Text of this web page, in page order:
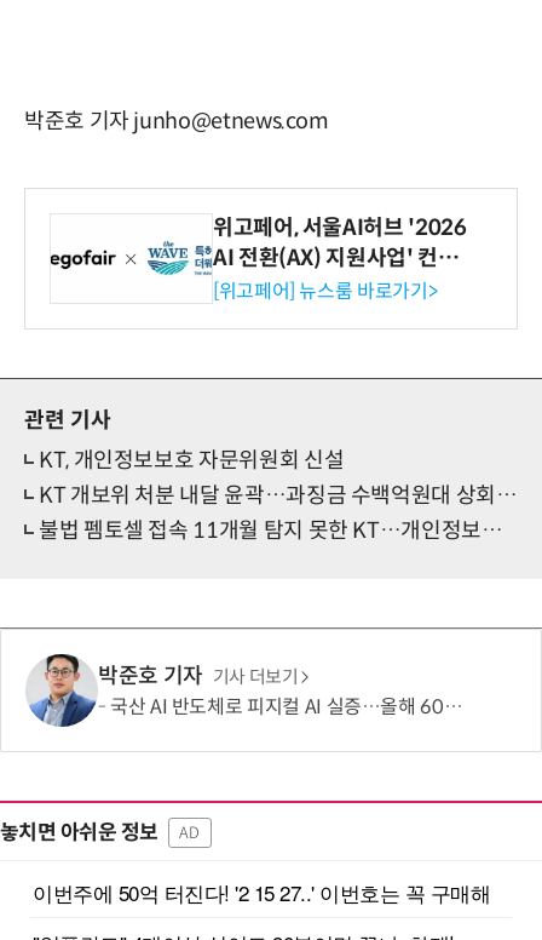
박준호 기자 junho@etnews.com
위고페어, 서울AI허브 '2026
AI 전환(AX) 지원사업' 컨소
시엄 선정
[위고페어] 뉴스룸 바로가기>
관련 기사
KT, 개인정보보호 자문위원회 신설
KT 개보위 처분 내달 윤곽…과징금 수백억원대 상회 예상
불법 펨토셀 접속 11개월 탐지 못한 KT…개인정보위 과징금 539억원
박준호 기자 기사 더보기
국산 AI 반도체로 피지컬 AI 실증…올해 600억 투입
놓치면 아쉬운 정보 AD